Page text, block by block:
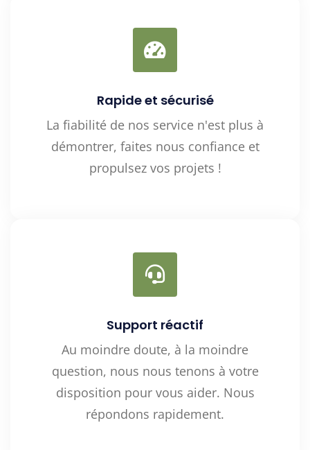
Rapide et sécurisé
La fiabilité de nos service n'est plus à
démontrer, faites nous confiance et
propulsez vos projets !
Support réactif
Au moindre doute, à la moindre
question, nous nous tenons à votre
disposition pour vous aider. Nous
répondons rapidement.